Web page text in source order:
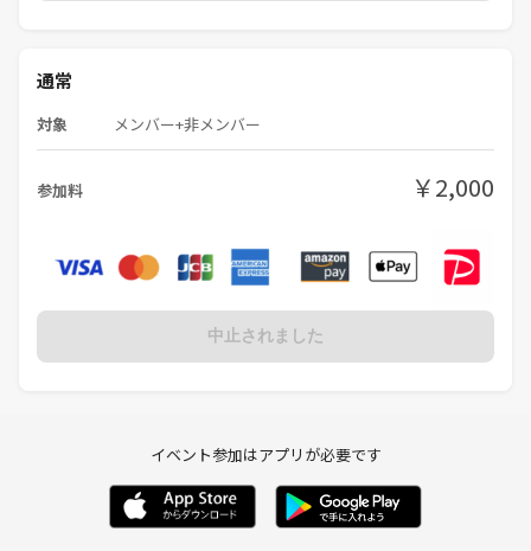
通常
対象 メンバー+非メンバー
参加料 ￥2,000
中止されました
イベント参加はアプリが必要です